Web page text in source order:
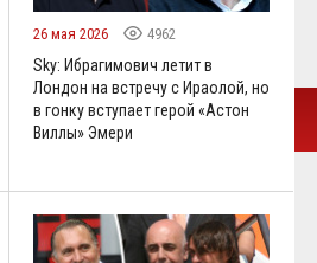
26 мая 2026 4962
Sky: Ибрагимович летит в
Лондон на встречу с Ираолой, но
в гонку вступает герой «Астон
Виллы» Эмери